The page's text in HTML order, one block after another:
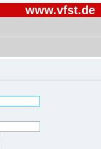
www.vfst.de